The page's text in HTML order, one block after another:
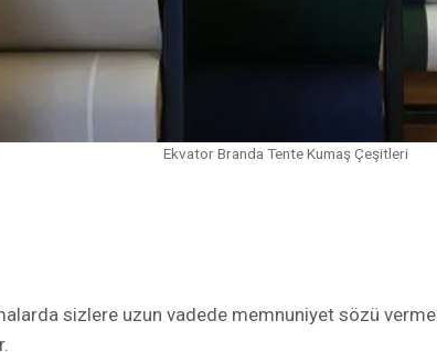
Ekvator Branda Tente Kumaş Çeşitleri
sizlere uzun vadede memnuniyet sözü